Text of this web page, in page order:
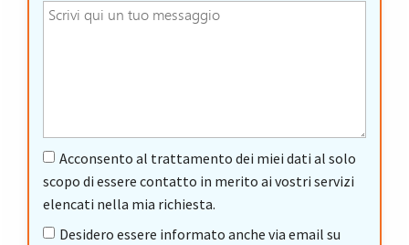
Acconsento al trattamento dei miei dati al solo
scopo di essere contatto in merito ai vostri servizi
elencati nella mia richiesta.
Desidero essere informato anche via email su